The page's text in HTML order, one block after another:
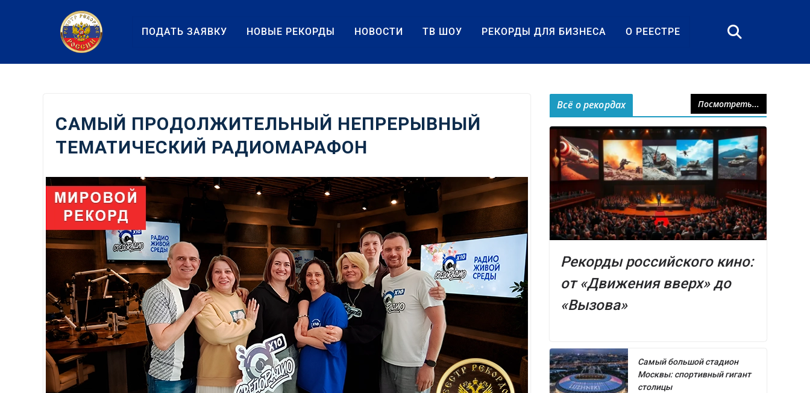
содержанию
ПОДАТЬ ЗАЯВКУ НОВЫЕ РЕКОРДЫ НОВОСТИ ТВ ШОУ РЕКОРДЫ ДЛЯ БИЗНЕСА О РЕЕСТРЕ
САМЫЙ ПРОДОЛЖИТЕЛЬНЫЙ НЕПРЕРЫВНЫЙ
ТЕМАТИЧЕСКИЙ РАДИОМАРАФОН
Всё о рекордах Посмотреть...
Рекорды российского кино:
от «Движения вверх» до
«Вызова»
Самый большой стадион
Москвы: спортивный гигант
столицы